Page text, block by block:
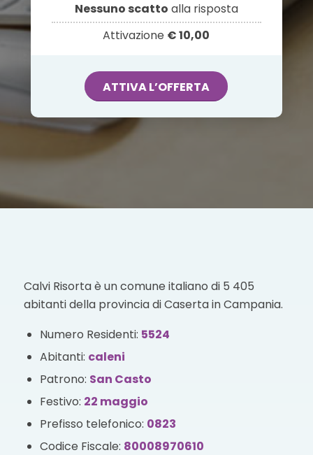
Nessuno scatto alla risposta
Attivazione € 10,00
ATTIVA L’OFFERTA
Calvi Risorta è un comune italiano di 5 405
abitanti della provincia di Caserta in Campania.
Numero Residenti: 5524
Abitanti: caleni
Patrono: San Casto
Festivo: 22 maggio
Prefisso telefonico: 0823
Codice Fiscale: 80008970610